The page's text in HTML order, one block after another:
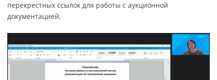
перекрестных ссылок для работы с аукционной
документацией.